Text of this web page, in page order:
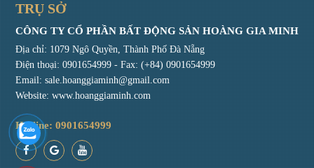
TRỤ SỞ
CÔNG TY CỔ PHẦN BẤT ĐỘNG SẢN HOÀNG GIA MINH
Địa chỉ: 1079 Ngô Quyền, Thành Phố Đà Nẵng
Điện thoại:0901654999- Fax: (+84) 0901654999
Email:sale.hoanggiaminh@gmail.com
Website: www.hoanggiaminh.com
Hotline: 0901654999